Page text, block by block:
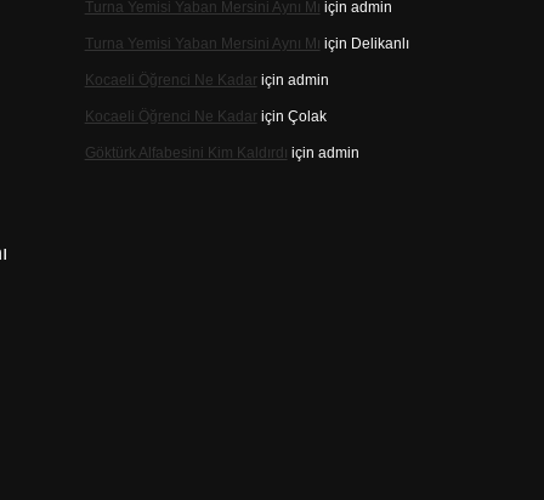
Turna Yemisi Yaban Mersini Aynı Mı için admin
Turna Yemisi Yaban Mersini Aynı Mı için Delikanlı
Kocaeli Öğrenci Ne Kadariçin admin
Kocaeli Öğrenci Ne Kadariçin Çolak
Göktürk Alfabesini Kim Kaldırdı için admin